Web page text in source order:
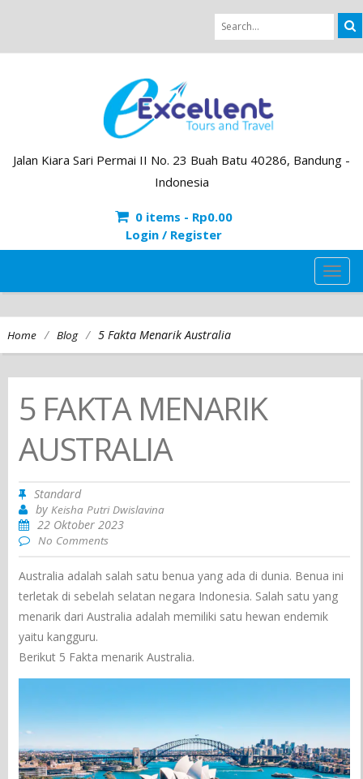
Jalan Kiara Sari Permai II No. 23 Buah Batu 40286, Bandung -
Indonesia
0 items - Rp0.00
Login / Register
Home / Blog / 5 Fakta Menarik Australia
5 FAKTA MENARIK
AUSTRALIA
Standard
byKeisha Putri Dwislavina
22 Oktober 2023
No Comments
Australia adalah salah satu benua yang ada di dunia. Benua ini
terletak di sebelah selatan negara Indonesia. Salah satu yang
menarik dari Australia adalah memiliki satu hewan endemik
yaitu kangguru.
Berikut 5 Fakta menarik Australia.